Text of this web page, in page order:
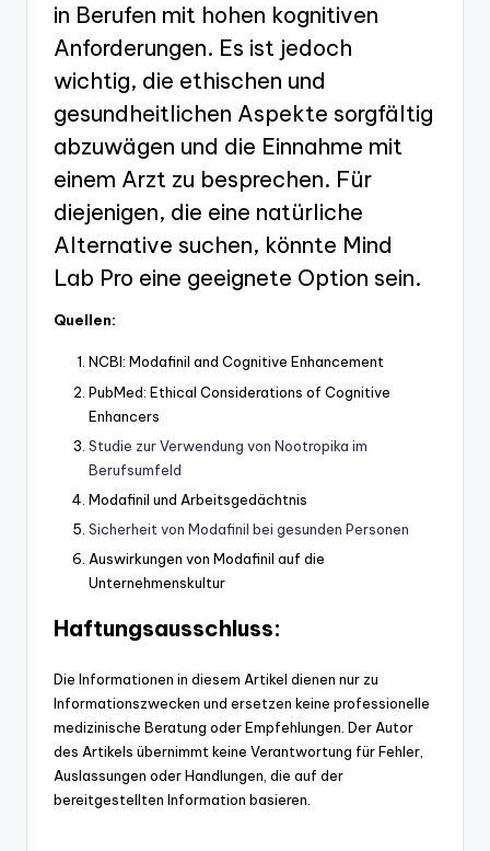
in Berufen mit hohen kognitiven
Anforderungen. Es ist jedoch
wichtig, die ethischen und
gesundheitlichen Aspekte sorgfältig
abzuwägen und die Einnahme mit
einem Arzt zu besprechen. Für
diejenigen, die eine natürliche
Alternative suchen, könnte Mind
Lab Pro eine geeignete Option sein.
Quellen:
NCBI: Modafinil and Cognitive Enhancement
PubMed: Ethical Considerations of Cognitive
Enhancers
Studie zur Verwendung von Nootropika im
Berufsumfeld
Modafinil und Arbeitsgedächtnis
Sicherheit von Modafinil bei gesunden Personen
Auswirkungen von Modafinil auf die
Unternehmenskultur
Haftungsausschluss:
Die Informationen in diesem Artikel dienen nur zu
Informationszwecken und ersetzen keine professionelle
medizinische Beratung oder Empfehlungen. Der Autor
des Artikels übernimmt keine Verantwortung für Fehler,
Auslassungen oder Handlungen, die auf der
bereitgestellten Information basieren.